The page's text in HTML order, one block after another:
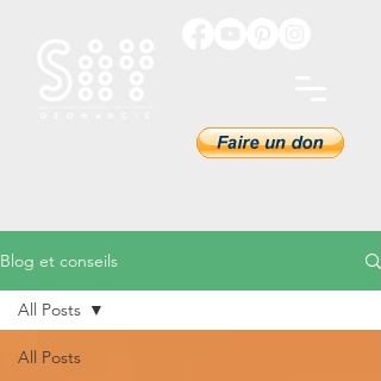
Blog et conseils
All Posts
All Posts